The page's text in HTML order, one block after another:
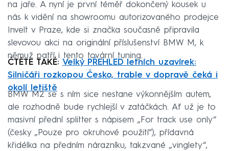
na jaře. A nyní je první téměř dokončený kousek u
nás k vidění na showroomu autorizovaného prodejce
Invelt v Praze, kde si značka současně připravila
slevovou akci na originální příslušenství BMW M, k
němuž patří i tento tovární tuning.
ČTĚTE TAKÉ: Velký PŘEHLED letních uzavírek:
Silničáři rozkopou Česko, trable v dopravě čeká i
okolí letiště
BMW M2 se s ním sice nestane výkonnějším autem,
ale rozhodně bude rychlejší v zatáčkách. Ať už je to
masivní přední splitter s nápisem „For track use only“
(česky „Pouze pro okruhové použití“), přídavná
křidélka na předním nárazníku, takzvané „vinglety“,